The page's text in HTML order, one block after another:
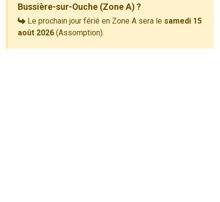
Bussière-sur-Ouche (Zone A) ?
Le prochain jour férié en Zone A sera le samedi 15
août 2026 (Assomption).